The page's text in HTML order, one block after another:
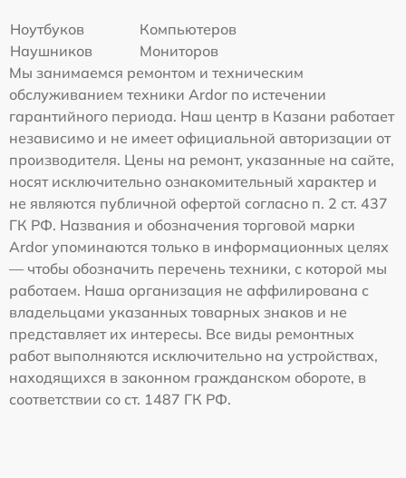
Ноутбуков
Компьютеров
Наушников
Мониторов
Мы занимаемся ремонтом и техническим
обслуживанием техники Ardor по истечении
гарантийного периода. Наш центр в Казани работает
независимо и не имеет официальной авторизации от
производителя. Цены на ремонт, указанные на сайте,
носят исключительно ознакомительный характер и
не являются публичной офертой согласно п. 2 ст. 437
ГК РФ. Названия и обозначения торговой марки
Ardor упоминаются только в информационных целях
— чтобы обозначить перечень техники, с которой мы
работаем. Наша организация не аффилирована с
владельцами указанных товарных знаков и не
представляет их интересы. Все виды ремонтных
работ выполняются исключительно на устройствах,
находящихся в законном гражданском обороте, в
соответствии со ст. 1487 ГК РФ.